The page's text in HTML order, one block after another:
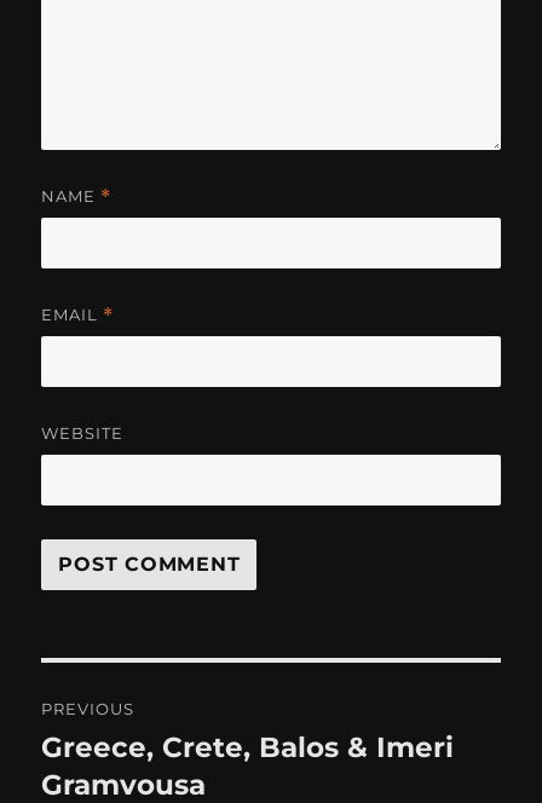
NAME *
EMAIL *
WEBSITE
navigation
PREVIOUS
Previous
post:
Greece, Crete, Balos & Imeri
Gramvousa